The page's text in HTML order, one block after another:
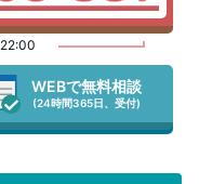
WEBで無料相談
(24時間365日、受付)